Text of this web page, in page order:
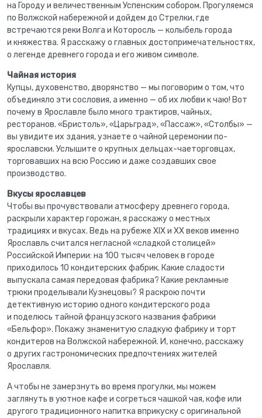
на Городу и величественным Успенским собором. Прогуляемся
по Волжской набережной и дойдем до Стрелки, где
встречаются реки Волга и Которосль — колыбель города
и княжества. Я расскажу о главных достопримечательностях,
о легенде древнего города и его живом символе.
Чайная история
Купцы, духовенство, дворянство — мы поговорим о том, что
объединяло эти сословия, а именно — об их любви к чаю! Вот
почему в Ярославле было много трактиров, чайных,
ресторанов. «Бристоль», «Царьград», «Пассаж», «Столбы» —
вы увидите их здания, узнаете о чайной церемонии по-
ярославски. Услышите о крупных дельцах-чаеторговцах,
торговавших на всю Россию и даже создавших свое
производство.
Вкусы ярославцев
Чтобы вы прочувствовали атмосферу древнего города,
раскрыли характер горожан, я расскажу о местных
традициях и вкусах. Ведь на рубеже XIX и XX веков именно
Ярославль считался негласной «сладкой столицей»
Российской Империи: на 100 тысяч человек в городе
приходилось 10 кондитерских фабрик. Какие сладости
выпускала самая передовая фабрика? Какие рекламные
трюки проделывали Кузнецовы? Я раскрою почти
детективную историю одного кондитерского рода
и поделюсь тайной французского названия фабрики
«Бельфор». Покажу знаменитую сладкую фабрику и торт
кондитеров на Волжской набережной. И, конечно, расскажу
о других гастрономических предпочтениях жителей
Ярославля.
А чтобы не замерзнуть во время прогулки, мы можем
заглянуть в уютное кафе и согреться чашкой чая, кофе или
другого традиционного напитка вприкуску с оригинальной